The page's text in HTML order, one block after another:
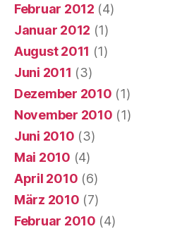
Februar 2012 (4)
Januar 2012 (1)
August 2011 (1)
Juni 2011 (3)
Dezember 2010 (1)
November 2010 (1)
Juni 2010 (3)
Mai 2010 (4)
April 2010 (6)
März 2010 (7)
Februar 2010 (4)